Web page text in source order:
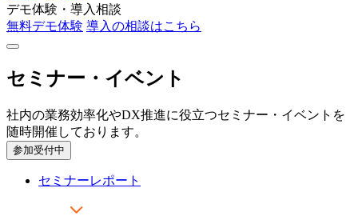
デモ体験・導入相談
無料デモ体験 導入の相談はこちら
セミナー・イベント
社内の業務効率化やDX推進に役立つセミナー・イベントを
随時開催しております。
参加受付中
セミナーレポート